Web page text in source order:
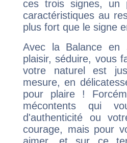
ces trois signes, un
caractéristiques au
plus fort que le signe
Avec la Balance en
plaisir, séduire, vous
votre naturel est
mesure, en
pour plaire !
mécontents qui
d'authenticité ou
courage, mais pour